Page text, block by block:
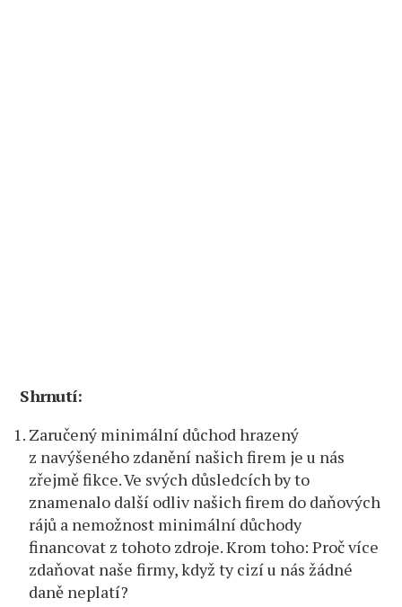
Shrnutí:
Zaručený minimální důchod hrazený
z navýšeného zdanění našich firem je u nás
zřejmě fikce. Ve svých důsledcích by to
znamenalo další odliv našich firem do daňových
rájů a nemožnost minimální důchody
financovat z tohoto zdroje. Krom toho: Proč více
zdaňovat naše firmy, když ty cizí u nás žádné
daně neplatí?